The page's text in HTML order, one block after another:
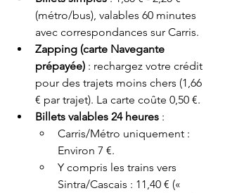
(métro/bus), valables 60 minutes
avec correspondances sur Carris.
Zapping (carte Navegante
prépayée) : rechargez votre crédit
pour des trajets moins chers (1,66
€ par trajet). La carte coûte 0,50 €.
Billets valables 24 heures :
Carris/Métro uniquement :
Environ 7 €.
Y compris les trains vers
Sintra/Cascais : 11,40 € («